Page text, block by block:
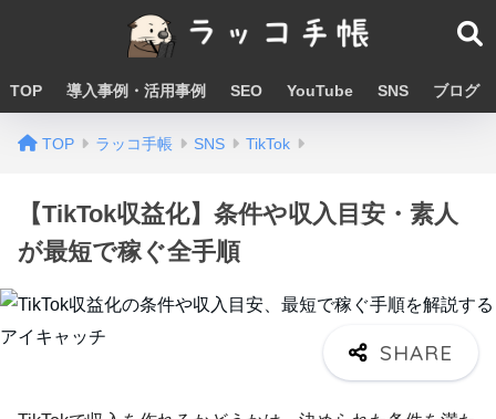
TOP 導入事例・活用事例 SEO YouTube SNS ブログ
TOP ラッコ手帳 SNS TikTok
【TikTok収益化】条件や収入目安・素人
が最短で稼ぐ全手順